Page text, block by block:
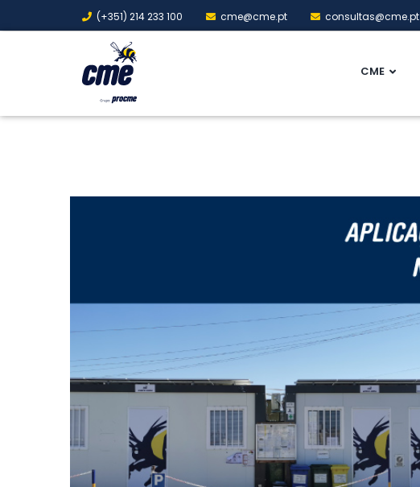
(+351) 214 233 100 cme@cme.pt consultas@cme.pt
CME